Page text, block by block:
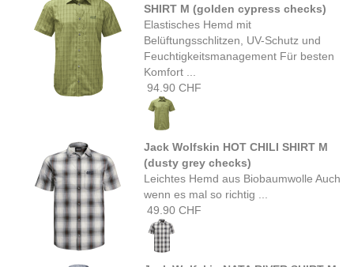
SHIRT M (golden cypress checks)
Elastisches Hemd mit
Belüftungsschlitzen, UV-Schutz und
Feuchtigkeitsmanagement Für besten
Komfort ...
94.90 CHF
Jack Wolfskin HOT CHILI SHIRT M
(dusty grey checks)
Leichtes Hemd aus Biobaumwolle Auch
wenn es mal so richtig ...
49.90 CHF